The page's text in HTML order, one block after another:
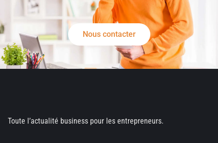
Nous contacter
Toute l’actualité business pour les entrepreneurs.